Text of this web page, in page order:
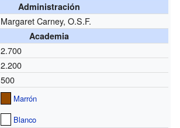
Administración
Margaret Carney, O.S.F.
Academia
2.700
2.200
500
Marrón
Blanco